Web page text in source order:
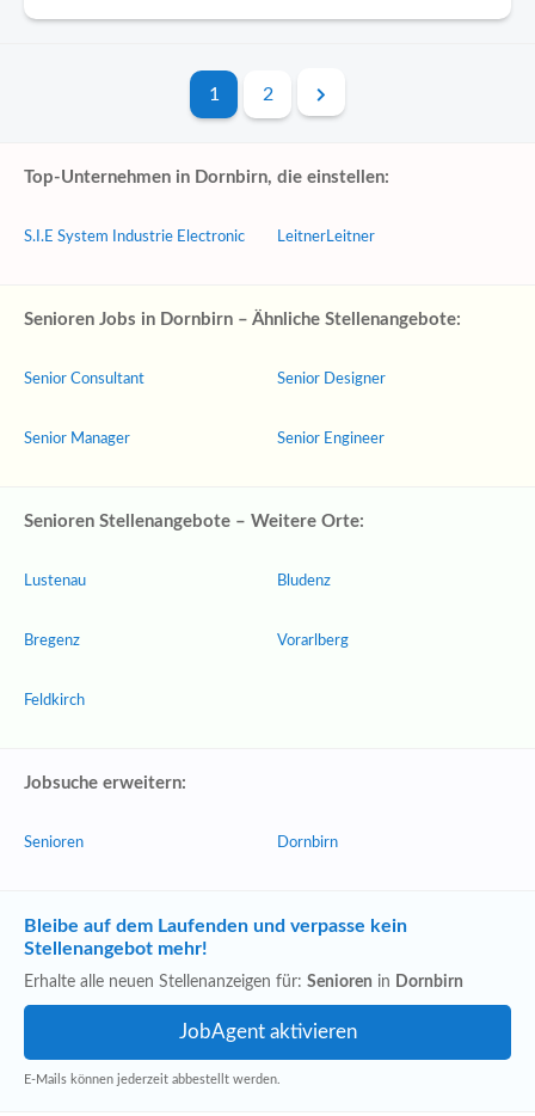
1 2
Top-Unternehmen in Dornbirn, die einstellen:
S.I.E System Industrie Electronic LeitnerLeitner
Senioren Jobs in Dornbirn – Ähnliche Stellenangebote:
Senior Consultant
Senior Manager
Senior Designer
Senior Engineer
Senioren Stellenangebote – Weitere Orte:
Lustenau
Bregenz
Feldkirch
Bludenz
Vorarlberg
Jobsuche erweitern:
Senioren Dornbirn
Bleibe auf dem Laufenden und verpasse kein
Stellenangebot mehr!
Erhalte alle neuen Stellenanzeigen für: Senioren in Dornbirn
E-Mails können jederzeit abbestellt werden.